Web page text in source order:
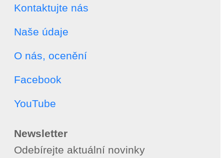
Kontaktujte nás
Naše údaje
O nás, ocenění
Facebook
YouTube
Newsletter
Odebírejte aktuální novinky